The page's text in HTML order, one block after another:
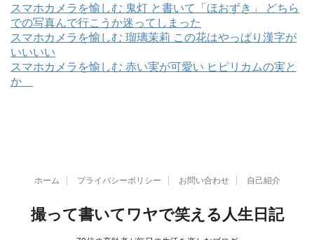
スマホカメラを愉しむ 鬼灯 と書いて「ほおずき」 どちら
での写真んで行こうか迷ってしまった
スマホカメラを愉しむ 瑠璃茉莉 この花はやっぱり漢字が
いいいい
スマホカメラを愉しむ 赤い実が可愛い ヒピリカムの実と
か
ホーム プライバシーポリシー お問い合わせ 自己紹介
撮って書いてワヤで笑える人生日記